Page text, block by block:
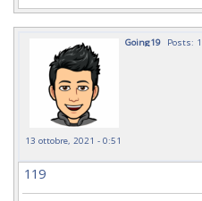
Going19 Posts:
13 ottobre, 2021 - 0:51
119